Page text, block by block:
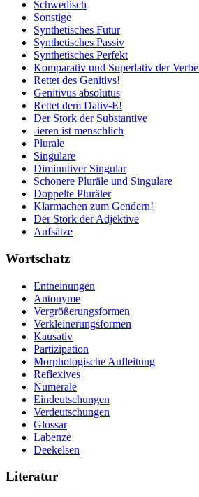
Schwedisch
Sonstige
Synthetisches Futur
Synthetisches Passiv
Synthetisches Perfekt
Komparativ und Superlativ der
Rettet des Genitivs!
Genitivus absolutus
Rettet dem Dativ-E!
Der Stork der Substantive
-ieren ist menschlich
Plurale
Singulare
Diminutiver Singular
Schönere Pluräle und Singulare
Doppelte Pluräler
Klarmachen zum Gendern!
Der Stork der Adjektive
Aufsätze
Wortschatz
Entneinungen
Antonyme
Vergrößerungsformen
Verkleinerungsformen
Kausativ
Partizipation
Morphologische Aufleitung
Reflexives
Numerale
Eindeutschungen
Verdeutschungen
Glossar
Labenze
Deekelsen
Literatur